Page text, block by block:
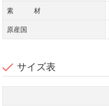
素 材
原産国
サイズ表